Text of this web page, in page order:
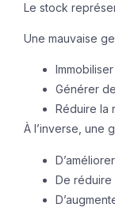
Le stock
Une mauvaise
Générer
Réduire la
À l’inverse, une
De réduire